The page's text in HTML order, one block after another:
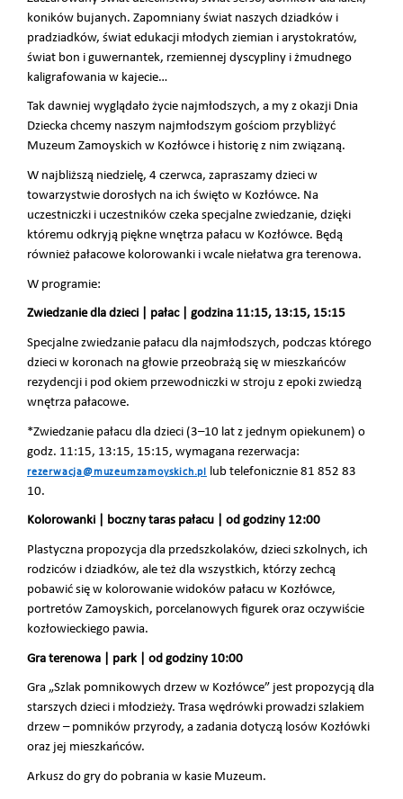
koników bujanych. Zapomniany świat naszych dziadków i
pradziadków, świat edukacji młodych ziemian i arystokratów,
świat bon i guwernantek, rzemiennej dyscypliny i żmudnego
kaligrafowania w kajecie…
Tak dawniej wyglądało życie najmłodszych, a my z okazji Dnia
Dziecka chcemy naszym najmłodszym gościom przybliżyć
Muzeum Zamoyskich w Kozłówce i historię z nim związaną.
W najbliższą niedzielę, 4 czerwca, zapraszamy dzieci w
towarzystwie dorosłych na ich święto w Kozłówce. Na
uczestniczki i uczestników czeka specjalne zwiedzanie, dzięki
któremu odkryją piękne wnętrza pałacu w Kozłówce. Będą
również pałacowe kolorowanki i wcale niełatwa gra terenowa.
W programie:
Zwiedzanie dla dzieci | pałac | godzina 11:15, 13:15, 15:15
Specjalne zwiedzanie pałacu dla najmłodszych, podczas którego
dzieci w koronach na głowie przeobrażą się w mieszkańców
rezydencji i pod okiem przewodniczki w stroju z epoki zwiedzą
wnętrza pałacowe.
*Zwiedzanie pałacu dla dzieci (3–10 lat z jednym opiekunem) o
godz. 11:15, 13:15, 15:15, wymagana rezerwacja:
rezerwacja@muzeumzamoyskich.pl
lub telefonicznie 81 852 83
10.
Kolorowanki | boczny taras pałacu | od godziny 12:00
Plastyczna propozycja dla przedszkolaków, dzieci szkolnych, ich
rodziców i dziadków, ale też dla wszystkich, którzy zechcą
pobawić się w kolorowanie widoków pałacu w Kozłówce,
portretów Zamoyskich, porcelanowych figurek oraz oczywiście
kozłowieckiego pawia.
Gra terenowa | park | od godziny 10:00
Gra „Szlak pomnikowych drzew w Kozłówce” jest propozycją dla
starszych dzieci i młodzieży. Trasa wędrówki prowadzi szlakiem
drzew – pomników przyrody, a zadania dotyczą losów Kozłówki
oraz jej mieszkańców.
Arkusz do gry do pobrania w kasie Muzeum.